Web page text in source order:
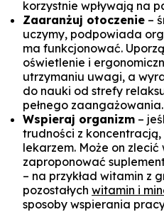
korzystnie wpływają na
Zaaranżuj otoczenie –
uczymy, podpowiada
ma funkcjonować.
oświetlenie i
utrzymaniu uwagi, a
do nauki od strefy
pełnego zaangażowania.
Wspieraj organizm –
trudności z
lekarzem. Może on
zaproponować
– na przykład witamin z
pozostałych witamin i
sposoby wspierania